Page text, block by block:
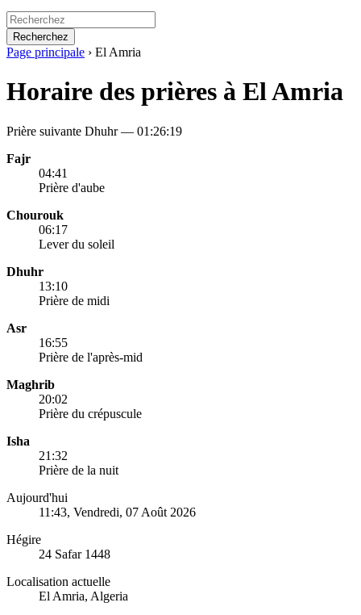
Recherchez
Page principale › El Amria
Horaire des prières à El Amria
Prière suivante Dhuhr — 01:26:19
Fajr
04:41
Prière d'aube
Chourouk
06:17
Lever du soleil
Dhuhr
13:10
Prière de midi
Asr
16:55
Prière de l'après-mid
Maghrib
20:02
Prière du crépuscule
Isha
21:32
Prière de la nuit
Aujourd'hui
11:43, Vendredi, 07 Août 2026
Hégire
24 Safar 1448
Localisation actuelle
El Amria, Algeria